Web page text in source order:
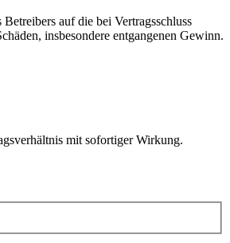
auf die bei Vertragsschluss
insbesondere entgangenen Gewinn.
mit sofortiger Wirkung.